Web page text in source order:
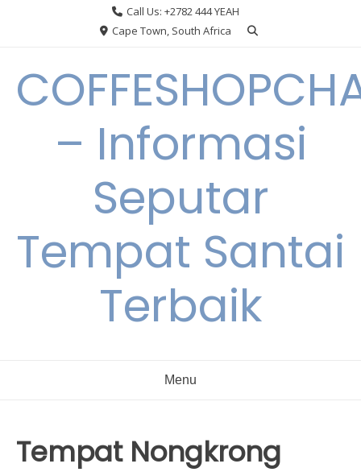
Call Us: +2782 444 YEAH
Cape Town, South Africa
– Informasi
Seputar
Tempat Santai
Terbaik
Menu
Tempat Nongkrong